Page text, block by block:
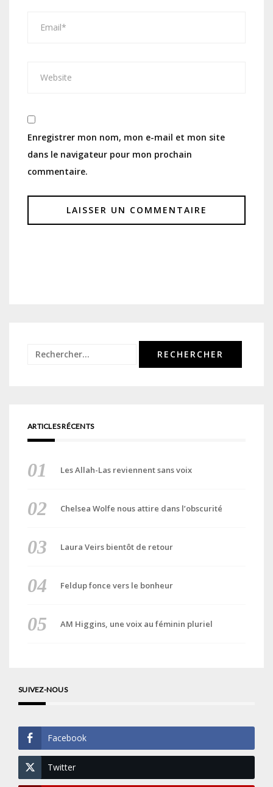
Enregistrer mon nom, mon e-mail et mon site
dans le navigateur pour mon prochain
commentaire.
Rechercher :
ARTICLES RÉCENTS
Les Allah-Las reviennent sans voix
Chelsea Wolfe nous attire dans l’obscurité
Laura Veirs bientôt de retour
Feldup fonce vers le bonheur
AM Higgins, une voix au féminin pluriel
SUIVEZ-NOUS
Facebook
Twitter